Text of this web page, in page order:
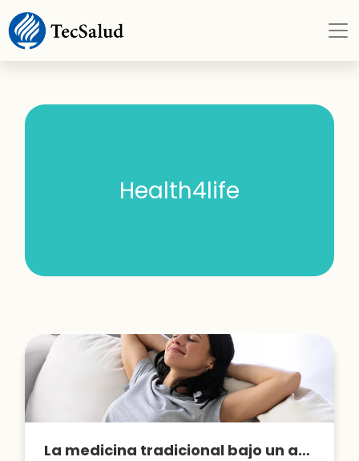
Health4life
La medicina tradicional bajo un abordaje integrativo